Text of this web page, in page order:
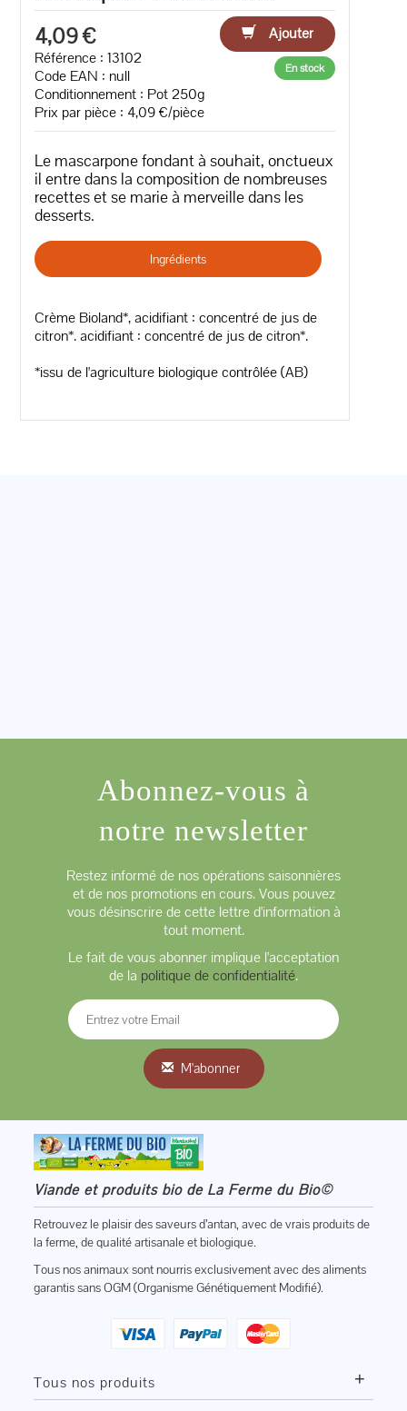
4,09 €
Ajouter
Référence : 13102
Code EAN : null
Conditionnement : Pot 250g
Prix par pièce : 4,09 €/pièce
En stock
Le mascarpone fondant à souhait, onctueux
il entre dans la composition de nombreuses
recettes et se marie à merveille dans les
desserts.
Ingrédients
Crème Bioland*, acidifiant : concentré de jus de
citron*. acidifiant : concentré de jus de citron*.
*issu de l'agriculture biologique contrôlée (AB)
Abonnez-vous à
notre newsletter
Restez informé de nos opérations saisonnières
et de nos promotions en cours. Vous pouvez
vous désinscrire de cette lettre d'information à
tout moment.
Le fait de vous abonner implique l'acceptation
de la politique de confidentialité.
M'abonner
Viande et produits bio de La Ferme du Bio©
Retrouvez le plaisir des saveurs d’antan, avec de vrais produits de
la ferme, de qualité artisanale et biologique.
Tous nos animaux sont nourris exclusivement avec des aliments
garantis sans OGM (Organisme Génétiquement Modifié).
Tous nos produits +